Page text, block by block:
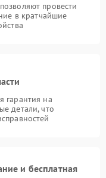
провести
в кратчайшие
гарантия на
детали, что
и бесплатная